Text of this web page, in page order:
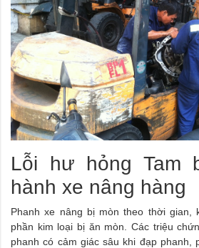
Lỗi hư hỏng Tam
hành xe nâng hàng
Phanh xe nâng bị mòn theo thời gian,
phần kim loại bị ăn mòn. Các triệu
phanh có cảm giác sâu khi đạp phanh,